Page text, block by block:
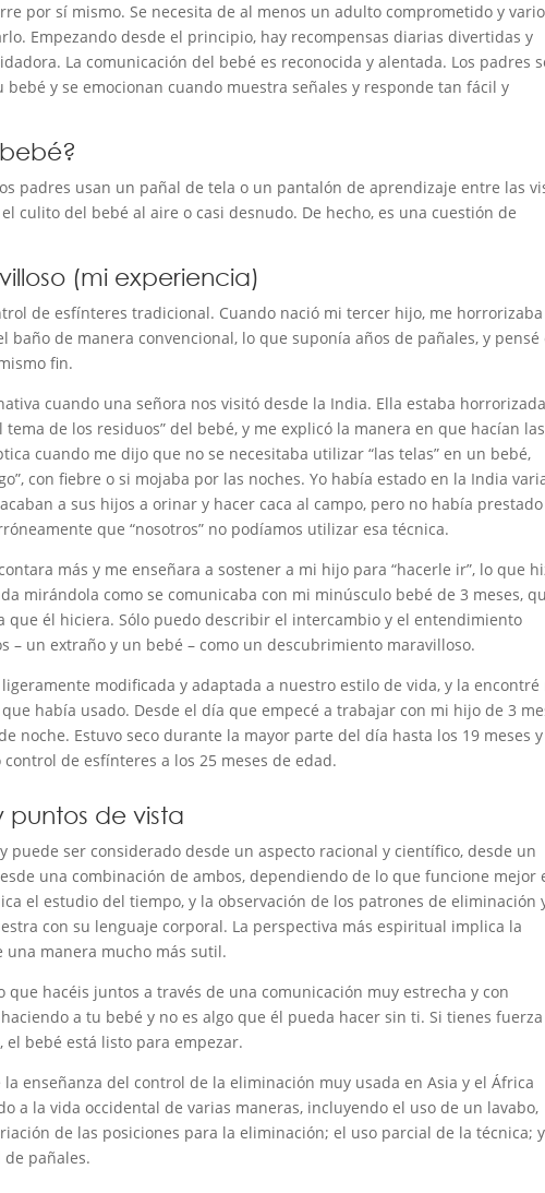
por sí mismo. Se necesita de al menos un adulto comprometido y
Empezando desde el principio, hay recompensas diarias divertidas y
La comunicación del bebé es reconocida y alentada. Los padres
y se emocionan cuando muestra señales y responde tan fácil y
padres usan un pañal de tela o un pantalón de aprendizaje entre las
culito del bebé al aire o casi desnudo. De hecho, es una cuestión de
(mi experiencia)
de esfínteres tradicional. Cuando nació mi tercer hijo, me
de manera convencional, lo que suponía años de pañales, y pensé
fin.
cuando una señora nos visitó desde la India. Ella estaba
de los residuos” del bebé, y me explicó la manera en que hacían las
cuando me dijo que no se necesitaba utilizar “las telas” en un bebé,
con fiebre o si mojaba por las noches. Yo había estado en la India
a sus hijos a orinar y hacer caca al campo, pero no había prestado
que “nosotros” no podíamos utilizar esa técnica.
más y me enseñara a sostener a mi hijo para “hacerle ir”, lo que
mirándola como se comunicaba con mi minúsculo bebé de 3 meses,
él hiciera. Sólo puedo describir el intercambio y el entendimiento
– un extraño y un bebé – como un descubrimiento maravilloso.
modificada y adaptada a nuestro estilo de vida, y la encontré
había usado. Desde el día que empecé a trabajar con mi hijo de 3
noche. Estuvo seco durante la mayor parte del día hasta los 19 meses y
de esfínteres a los 25 meses de edad.
puntos de vista
puede ser considerado desde un aspecto racional y científico, desde un
una combinación de ambos, dependiendo de lo que funcione mejor
el estudio del tiempo, y la observación de los patrones de eliminación
con su lenguaje corporal. La perspectiva más espiritual implica la
una manera mucho más sutil.
que hacéis juntos a través de una comunicación muy estrecha y con
a tu bebé y no es algo que él pueda hacer sin ti. Si tienes
el bebé está listo para empezar.
enseñanza del control de la eliminación muy usada en Asia y el África
a la vida occidental de varias maneras, incluyendo el uso de un lavabo,
de las posiciones para la eliminación; el uso parcial de la técnica;
pañales.